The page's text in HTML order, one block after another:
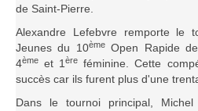
Saison 2008-2009
Les organisations
L'Open de Noël
de Saint-Pierre.
Alexandre Lefebvre remporte le
Jeunes du 10èmeOpen Rapide
4ème et 1ère féminine. Cette
succès car ils furent plus d'une
Dans le tournoi principal,